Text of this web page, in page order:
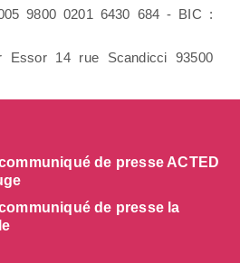
9800 0201 6430 684 - BIC :
Essor 14 rue Scandicci 93500
de presse ACTED
de presse la